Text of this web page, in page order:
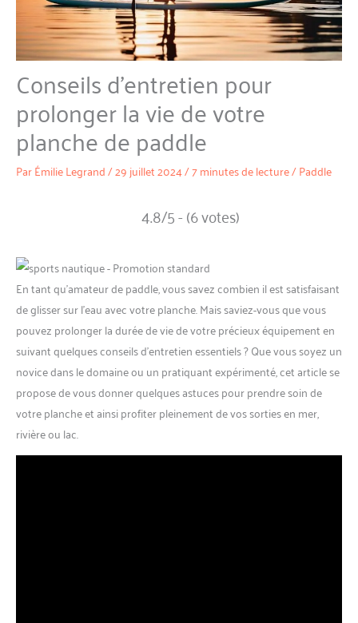
Conseils d’entretien pour
prolonger la vie de votre
planche de paddle
ParÉmilie Legrand/29 juillet 2024/7 minutes de lecture/Paddle
4.8/5 - (6 votes)
En tant qu’amateur de paddle, vous savez combien il est satisfaisant
de glisser sur l’eau avec votre planche. Mais saviez-vous que vous
pouvez prolonger la durée de vie de votre précieux équipement en
suivant quelques conseils d’entretien essentiels ? Que vous soyez un
novice dans le domaine ou un pratiquant expérimenté, cet article se
propose de vous donner quelques astuces pour prendre soin de
votre planche et ainsi profiter pleinement de vos sorties en mer,
rivière ou lac.